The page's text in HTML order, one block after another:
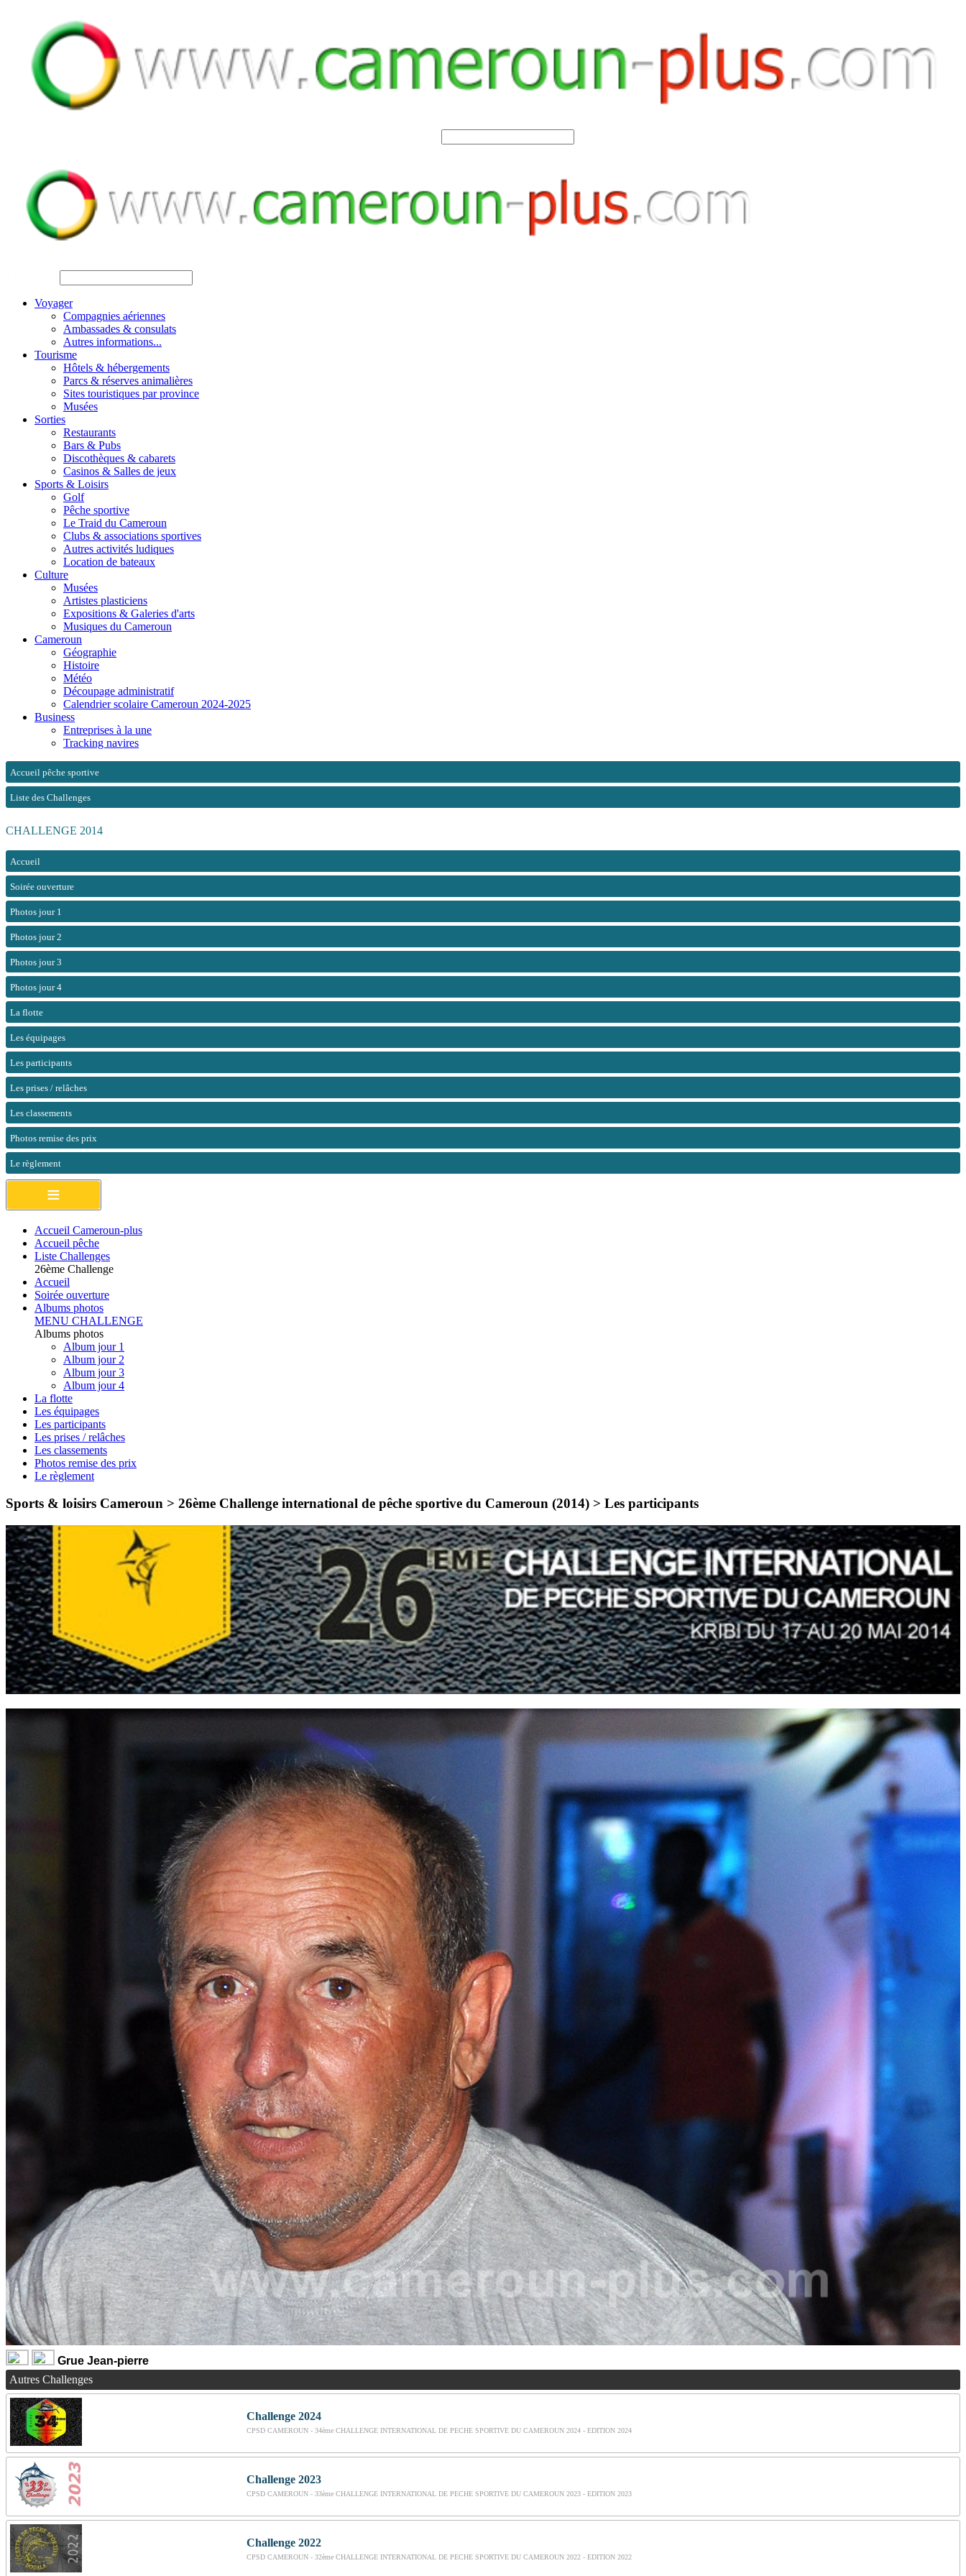
Voyager
Compagnies aériennes
Ambassades & consulats
Autres informations...
Tourisme
Hôtels & hébergements
Parcs & réserves animalières
Sites touristiques par province
Musées
Sorties
Restaurants
Bars & Pubs
Discothèques & cabarets
Casinos & Salles de jeux
Sports & Loisirs
Golf
Pêche sportive
Le Traid du Cameroun
Clubs & associations sportives
Autres activités ludiques
Location de bateaux
Culture
Musées
Artistes plasticiens
Expositions & Galeries d'arts
Musiques du Cameroun
Cameroun
Géographie
Histoire
Météo
Découpage administratif
Calendrier scolaire Cameroun 2024-2025
Business
Entreprises à la une
Tracking navires
Accueil pêche sportive
Liste des Challenges
CHALLENGE 2014
Accueil
Soirée ouverture
Photos jour 1
Photos jour 2
Photos jour 3
Photos jour 4
La flotte
Les équipages
Les participants
Les prises / relâches
Les classements
Photos remise des prix
Le règlement
≡
Accueil Cameroun-plus
Accueil pêche
Liste Challenges
26ème Challenge
Accueil
Soirée ouverture
Albums photos
MENU CHALLENGE
Albums photos
Album jour 1
Album jour 2
Album jour 3
Album jour 4
La flotte
Les équipages
Les participants
Les prises / relâches
Les classements
Photos remise des prix
Le règlement
Sports & loisirs Cameroun > 26ème Challenge international de pêche sportive du Cameroun (2014) > Les participants
Grue Jean-pierre
Autres Challenges
Challenge 2024
CPSD CAMEROUN - 34ème CHALLENGE INTERNATIONAL DE PECHE SPORTIVE DU CAMEROUN 2024 - EDITION 2024
Challenge 2023
CPSD CAMEROUN - 33ème CHALLENGE INTERNATIONAL DE PECHE SPORTIVE DU CAMEROUN 2023 - EDITION 2023
Challenge 2022
CPSD CAMEROUN - 32ème CHALLENGE INTERNATIONAL DE PECHE SPORTIVE DU CAMEROUN 2022 - EDITION 2022